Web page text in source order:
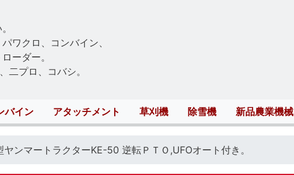
ワクロ、コンバイン、
ーダー。
二プロ、コバシ。
バイン アタッチメント 草刈機 除雪機 新品農業機械
ヤンマートラクターKE-50 逆転ＰＴＯ,UFOオート付き。